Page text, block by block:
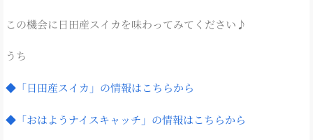
この機会に日田産スイカを味わってみてください♪
うち
◆「日田産スイカ」の情報はこちらから
◆「おはようナイスキャッチ」の情報はこちらから